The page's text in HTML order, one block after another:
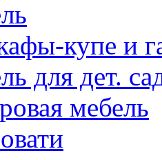
купе и
для дет.
мебель